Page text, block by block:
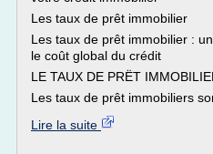
Les taux de prêt immobilier
Les taux de prêt immobilier :
le coût global du crédit
LE TAUX DE PRËT
Les taux de prêt immobiliers
Lire la suite